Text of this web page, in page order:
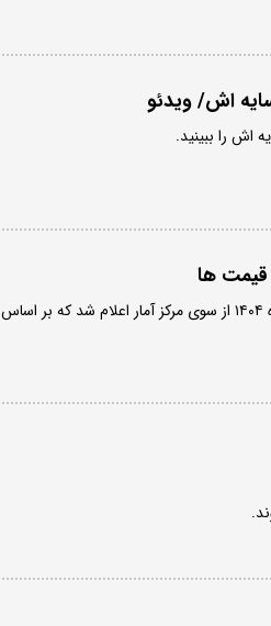
قیمت ها
متوسط قیمت کالاهای خوراکی منتخب در مناطق شهری در دی ماه ۱۴۰۴ از سوی مرکز آمار اعلام شد که بر اساس